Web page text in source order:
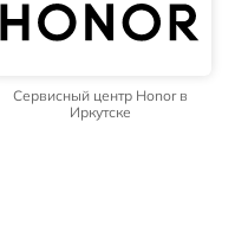
Сервисный центр Honor в
Иркутске